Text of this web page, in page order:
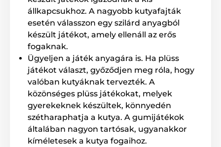
Az interaktív játék ellenálló és tartós műanyagból
készült, kiegyensúlyozott szerkezettel és széles felső
nyílással lett ellátva. Az iFetch aportáló játék
segítségével szó szerint játék lesz a gyakorlás.
Javasoljuk naponta 3 x 10 percet edzeni a kutyussal.
Mielőtt használná a készüléket próbálja meg a
készülék nélkül elgurítani a labdát. Ha a kutya
visszahozza, dicsérje meg és jutalmazza pl.
jutalomfalattal. Ezt követően az iFetch készüléken
mutassa meg a kutyának, hova kell behelyeznie a
labdát. Miután visszahozza az elgurított labdát,
tenyerével mutasson a készülék felső nyílására. Amint
a kutya vizsgálgatni kezdi a nyílást, ismét dicsérje és
jutalmazza.
állkapcsukhoz. A nagyobb kutyafajták
esetén válasszon egy szilárd anyagból
készült játékot, amely ellenáll az erős
fogaknak.
Ügyeljen a játék anyagára is. Ha plüss
játékot választ, győződjen meg róla, hogy
valóban kutyáknak tervezték. A
közönséges plüss játékokat, melyek
gyerekeknek készültek, könnyedén
szétharaphatja a kutya. A gumijátékok
általában nagyon tartósak, ugyanakkor
kíméletesek a kutya fogaihoz.